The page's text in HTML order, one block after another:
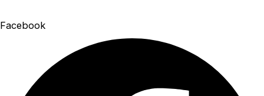
Facebook